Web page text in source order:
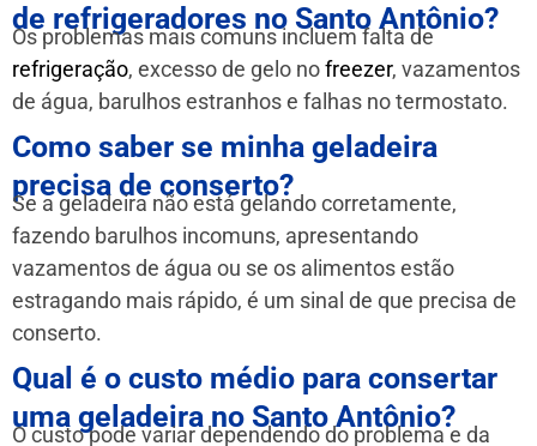
de refrigeradores no Santo Antônio?
Os problemas mais comuns incluem falta de
refrigeração, excesso de gelo nofreezer, vazamentos
de água, barulhos estranhos e falhas no termostato.
Como saber se minha geladeira
precisa de conserto?
Se a geladeira não está gelando corretamente,
fazendo barulhos incomuns, apresentando
vazamentos de água ou se os alimentos estão
estragando mais rápido, é um sinal de que precisa de
conserto.
Qual é o custo médio para consertar
uma geladeira no Santo Antônio?
O custo pode variar dependendo do problema e da